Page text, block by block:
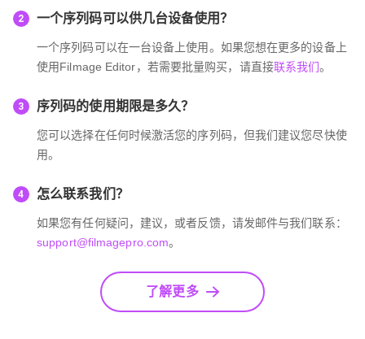
2 一个序列码可以供几台设备使用？
一个序列码可以在一台设备上使用。如果您想在更多的设备上
使用Filmage Editor，若需要批量购买，请直接联系我们。
3 序列码的使用期限是多久？
您可以选择在任何时候激活您的序列码，但我们建议您尽快使
用。
4 怎么联系我们？
如果您有任何疑问，建议，或者反馈，请发邮件与我们联系：
support@filmagepro.com。
了解更多